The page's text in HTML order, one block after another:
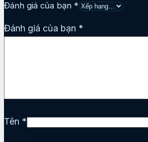
Đánh giá của bạn *
Đánh giá của bạn *
Tên *